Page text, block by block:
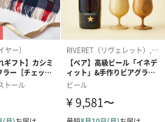
ィベア（バニラ）
円）
ル）（1,760円